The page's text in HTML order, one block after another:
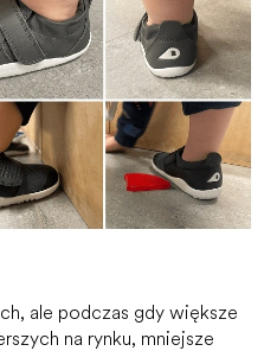
ale podczas gdy większe
na rynku, mniejsze